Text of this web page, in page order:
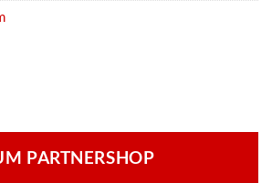
PARTNERSHOP